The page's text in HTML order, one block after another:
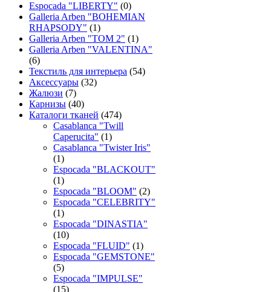
Espocada "LIBERTY" (0)
Galleria Arben "BOHEMIAN
RHAPSODY" (1)
Galleria Arben "TOM 2" (1)
Galleria Arben "VALENTINA"
(6)
Текстиль для интерьера (54)
Аксессуары (32)
Жалюзи (7)
Карнизы (40)
Каталоги тканей (474)
Casablanca "Twill
Caperucita" (1)
Casablanca "Twister Iris"
(1)
Espocada "BLACKOUT"
(1)
Espocada "BLOOM" (2)
Espocada "CELEBRITY"
(1)
Espocada "DINASTIA"
(10)
Espocada "FLUID" (1)
Espocada "GEMSTONE"
(5)
Espocada "IMPULSE"
(15)